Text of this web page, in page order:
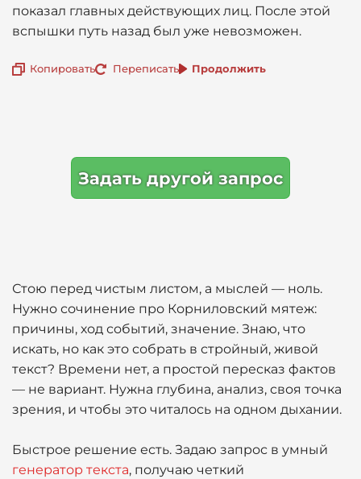
показал главных действующих лиц. После этой
вспышки путь назад был уже невозможен.
Копировать Переписать Продолжить
Задать другой запрос
Стою перед чистым листом, а мыслей — ноль.
Нужно сочинение про Корниловский мятеж:
причины, ход событий, значение. Знаю, что
искать, но как это собрать в стройный, живой
текст? Времени нет, а простой пересказ фактов
— не вариант. Нужна глубина, анализ, своя точка
зрения, и чтобы это читалось на одном дыхании.
Быстрое решение есть. Задаю запрос в умный
генератор текста, получаю четкий